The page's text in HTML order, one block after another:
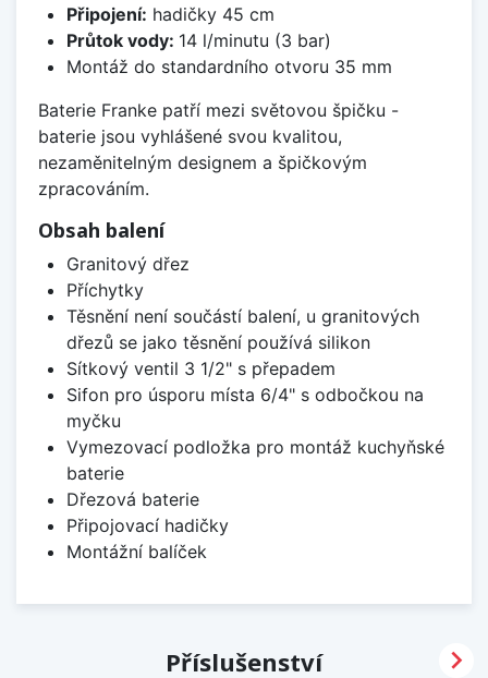
Připojení: hadičky 45 cm
Průtok vody: 14 l/minutu (3 bar)
Montáž do standardního otvoru 35 mm
Baterie Franke patří mezi světovou špičku -
baterie jsou vyhlášené svou kvalitou,
nezaměnitelným designem a špičkovým
zpracováním.
Obsah balení
Granitový dřez
Příchytky
Těsnění není součástí balení, u granitových
dřezů se jako těsnění používá silikon
Sítkový ventil 3 1/2" s přepadem
Sifon pro úsporu místa 6/4" s odbočkou na
myčku
Vymezovací podložka pro montáž kuchyňské
baterie
Dřezová baterie
Připojovací hadičky
Montážní balíček
Příslušenství 